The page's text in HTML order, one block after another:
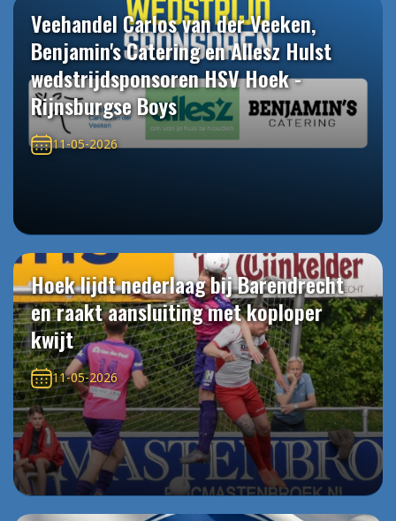
Veehandel Carlos van der Veeken,
Benjamin's Catering en Allesz Hulst
wedstrijdsponsoren HSV Hoek -
Rijnsburgse Boys
11-05-2026
Hoek lijdt nederlaag bij Barendrecht
en raakt aansluiting met koploper
kwijt
11-05-2026